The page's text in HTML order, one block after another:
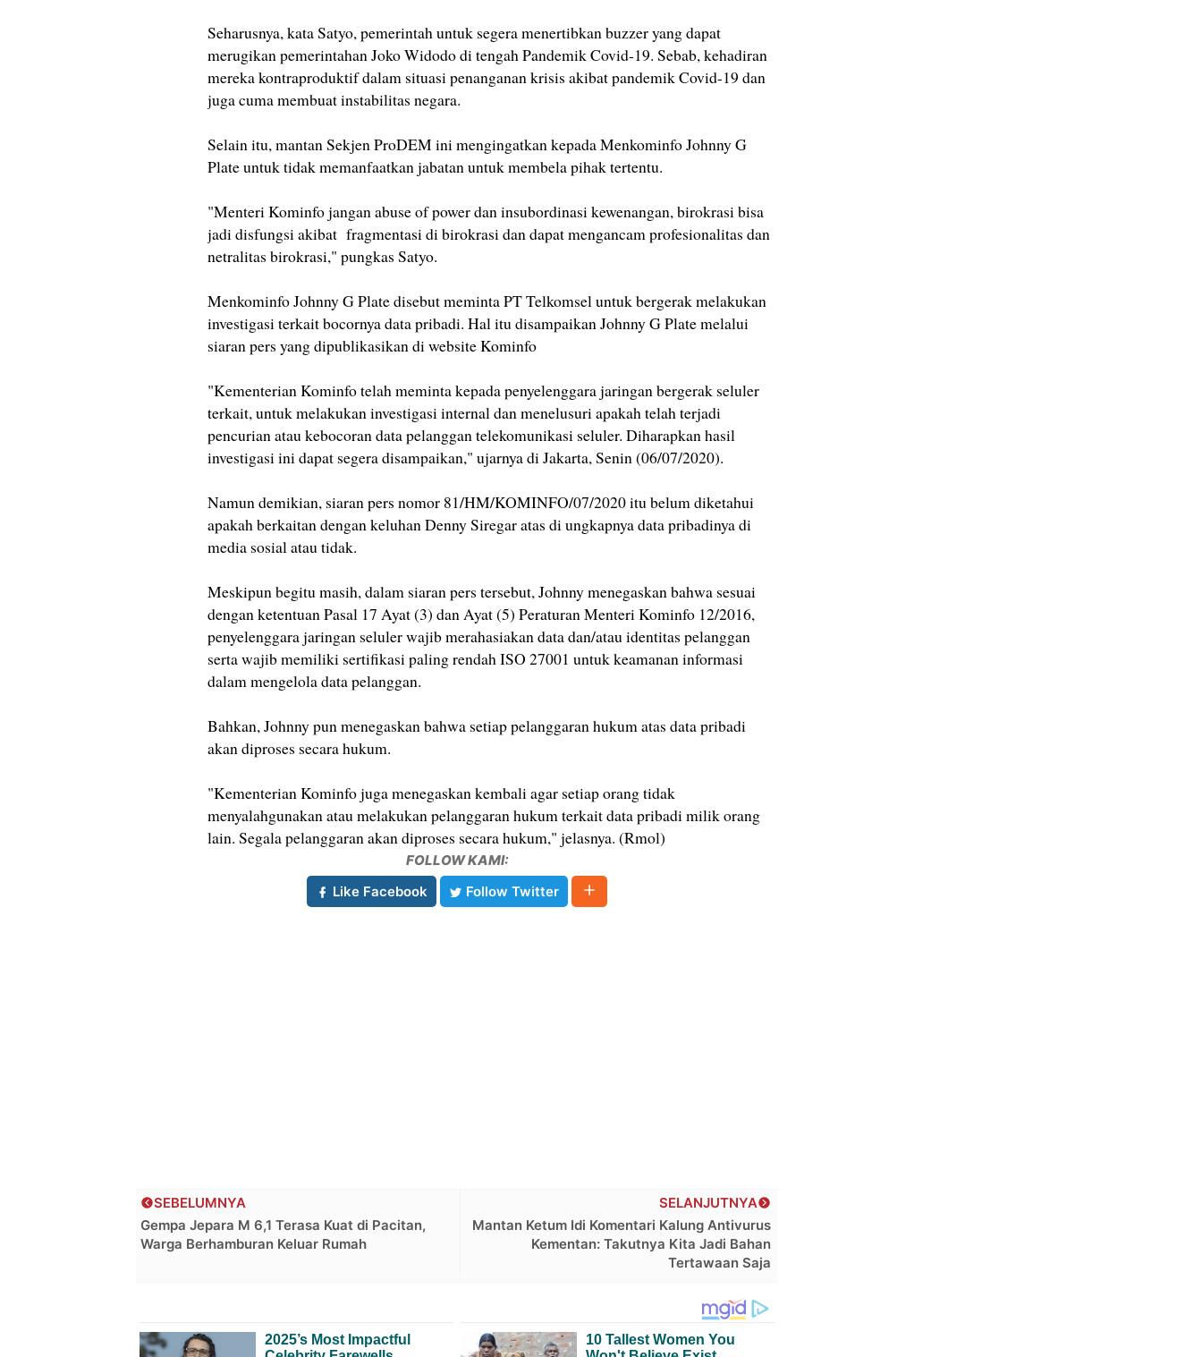
Seharusnya, kata Satyo, pemerintah untuk segera menertibkan buzzer yang dapat
merugikan pemerintahan Joko Widodo di tengah Pandemik Covid-19. Sebab, kehadiran
mereka kontraproduktif dalam situasi penanganan krisis akibat pandemik Covid-19 dan
juga cuma membuat instabilitas negara.
Selain itu, mantan Sekjen ProDEM ini mengingatkan kepada Menkominfo Johnny G
Plate untuk tidak memanfaatkan jabatan untuk membela pihak tertentu.
"Menteri Kominfo jangan abuse of power dan insubordinasi kewenangan, birokrasi bisa
jadi disfungsi akibat fragmentasi di birokrasi dan dapat mengancam profesionalitas dan
netralitas birokrasi," pungkas Satyo.
Menkominfo Johnny G Plate disebut meminta PT Telkomsel untuk bergerak melakukan
investigasi terkait bocornya data pribadi. Hal itu disampaikan Johnny G Plate melalui
siaran pers yang dipublikasikan di website Kominfo
"Kementerian Kominfo telah meminta kepada penyelenggara jaringan bergerak seluler
terkait, untuk melakukan investigasi internal dan menelusuri apakah telah terjadi
pencurian atau kebocoran data pelanggan telekomunikasi seluler. Diharapkan hasil
investigasi ini dapat segera disampaikan," ujarnya di Jakarta, Senin (06/07/2020).
Namun demikian, siaran pers nomor 81/HM/KOMINFO/07/2020 itu belum diketahui
apakah berkaitan dengan keluhan Denny Siregar atas di ungkapnya data pribadinya di
media sosial atau tidak.
Meskipun begitu masih, dalam siaran pers tersebut, Johnny menegaskan bahwa sesuai
dengan ketentuan Pasal 17 Ayat (3) dan Ayat (5) Peraturan Menteri Kominfo 12/2016,
penyelenggara jaringan seluler wajib merahasiakan data dan/atau identitas pelanggan
serta wajib memiliki sertifikasi paling rendah ISO 27001 untuk keamanan informasi
dalam mengelola data pelanggan.
Bahkan, Johnny pun menegaskan bahwa setiap pelanggaran hukum atas data pribadi
akan diproses secara hukum.
"Kementerian Kominfo juga menegaskan kembali agar setiap orang tidak
menyalahgunakan atau melakukan pelanggaran hukum terkait data pribadi milik orang
lain. Segala pelanggaran akan diproses secara hukum," jelasnya. (Rmol)
FOLLOW KAMI:
Like Facebook
Follow Twitter
SELANJUTNYA
Mantan Ketum Idi Komentari Kalung Antivurus
Kementan: Takutnya Kita Jadi Bahan
Tertawaan Saja
SEBELUMNYA
Gempa Jepara M 6,1 Terasa Kuat di Pacitan,
Warga Berhamburan Keluar Rumah